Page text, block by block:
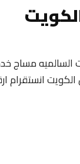
انستقرام